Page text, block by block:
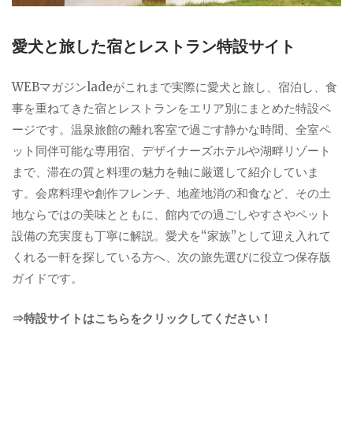
愛犬と旅した宿とレストラン特設サイト
WEBマガジンladeがこれまで実際に愛犬と旅し、宿泊し、食
事を重ねてきた宿とレストランをエリア別にまとめた特設ペ
ージです。温泉旅館の離れ客室で過ごす静かな時間、全室ペ
ット同伴可能な専用宿、デザイナーズホテルや湖畔リゾート
まで、滞在の質と料理の魅力を軸に厳選して紹介していま
す。会席料理や創作フレンチ、地産地消の和食など、その土
地ならではの美味とともに、館内での過ごしやすさやペット
設備の充実度も丁寧に解説。愛犬を“家族”として迎え入れて
くれる一軒を探している方へ、次の旅先選びに役立つ保存版
ガイドです。
⇒特設サイトはこちらをクリックしてください！